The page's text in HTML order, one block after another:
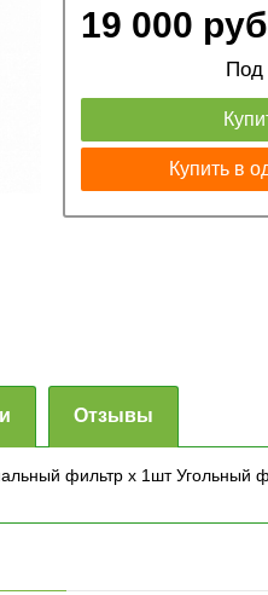
19 000
Под
Купить в
фильтр x 1шт
Отзывы